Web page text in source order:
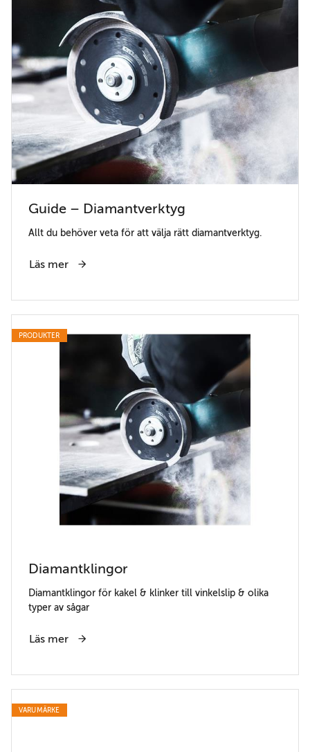
Guide – Diamantverktyg
Allt du behöver veta för att välja rätt diamantverktyg.
Läs mer
PRODUKTER
Diamantklingor
Diamantklingor för kakel & klinker till vinkelslip & olika
typer av sågar
Läs mer
VARUMÄRKE